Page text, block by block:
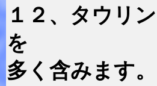
１２、タウリン
を
多く含みます。